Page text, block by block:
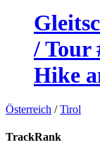
/ Tour
Hike
Österreich /Tirol
TrackRank